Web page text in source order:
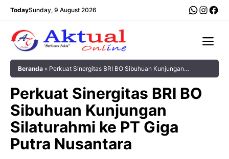
Langsung
TodaySunday, 9 August 2026
Beranda » Perkuat Sinergitas BRI BO Sibuhuan Kunjungan
Perkuat Sinergitas BRI BO
Sibuhuan Kunjungan
Silaturahmi ke PT Giga
Putra Nusantara